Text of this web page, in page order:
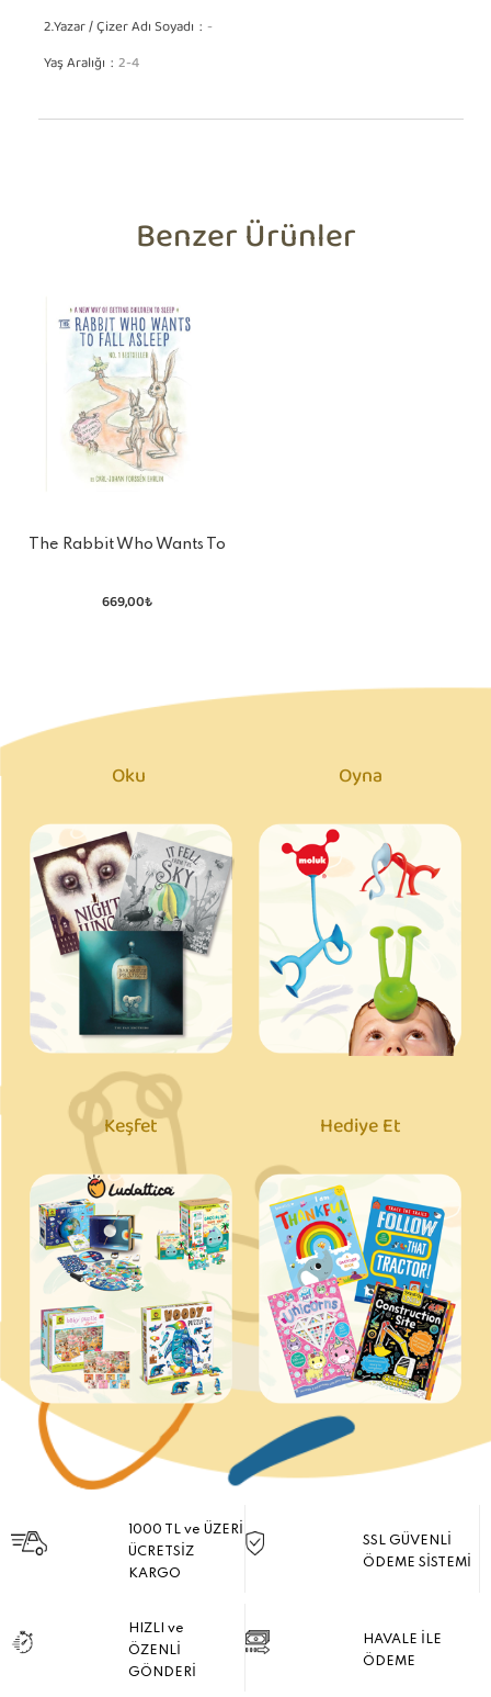
2.Yazar / Çizer Adı Soyadı -
Yaş Aralığı 2-4
Benzer Ürünler
The Rabbit Who Wants To
669,00₺
Oku Oyna
Keşfet Hediye Et
1000 TL ve ÜZERİ
ÜCRETSİZ
KARGO
SSL GÜVENLİ
ÖDEME SİSTEMİ
HIZLI ve
ÖZENLİ
GÖNDERİ
HAVALE İLE
ÖDEME